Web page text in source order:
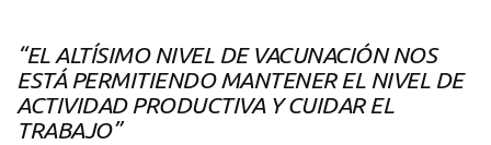
“EL ALTÍSIMO NIVEL DE VACUNACIÓN NOS
ESTÁ PERMITIENDO MANTENER EL NIVEL DE
ACTIVIDAD PRODUCTIVA Y CUIDAR EL
TRABAJO”